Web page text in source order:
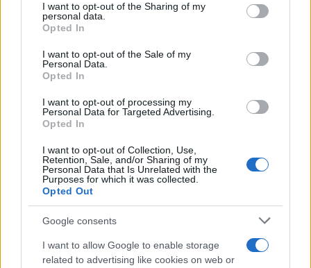
disclose it to other third parties.
Please note that this website/app uses one or more Google
services and may gather and store information including but
not limited to your visit or usage behaviour. You may click to
grant or deny consent to Google and its third-party tags to
consent section.
I want to opt-out of the Sharing of my
personal data.
Opted In
I want to opt-out of the Sale of my
Personal Data.
Opted In
I want to opt-out of processing my
Personal Data for Targeted Advertising.
Opted In
I want to opt-out of Collection, Use,
Retention, Sale, and/or Sharing of my
Personal Data that Is Unrelated with the
Purposes for which it was collected.
Opted Out
Google consents
I want to allow Google to enable storage
related to advertising like cookies on web or